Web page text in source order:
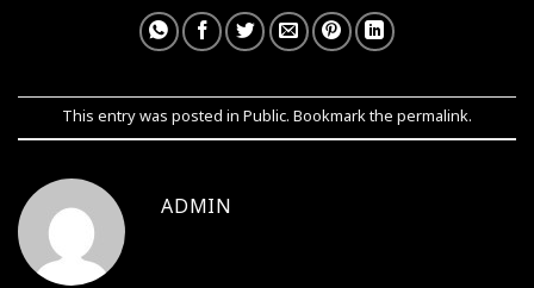
This entry was posted in Public. Bookmark the permalink.
ADMIN